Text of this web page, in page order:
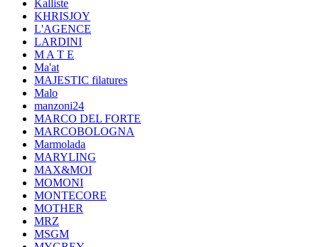
Kalliste
KHRISJOY
L'AGENCE
LARDINI
M A T E
Ma'at
MAJESTIC filatures
Malo
manzoni24
MARCO DEL FORTE
MARCOBOLOGNA
Marmolada
MARYLING
MAX&MOI
MOMONI
MONTECORE
MOTHER
MRZ
MSGM